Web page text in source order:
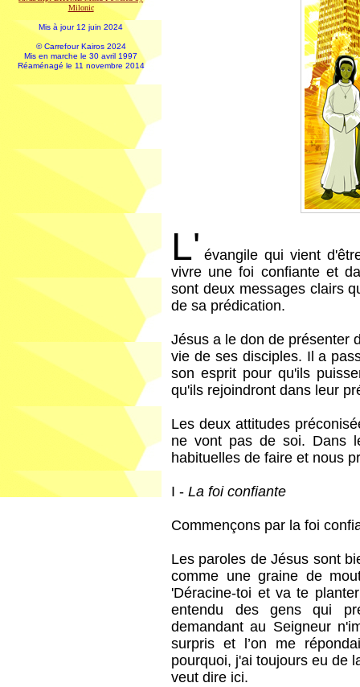
Milonic
Mis à jour 12 juin 2024
© Carrefour Kairos 2024
Mis en marche le 30 avril 1997
Réaménagé le 11 novembre 2014
L' évangile qui vient
vivre une foi confiante et
sont deux messages clairs
de sa prédication.
Jésus a le don de présenter
vie de ses disciples. Il a
son esprit pour qu'ils
qu'ils rejoindront dans leur
Les deux attitudes
ne vont pas de soi. Dans
habituelles de faire et nous
I -La foi confiante
Commençons par la foi
Les paroles de Jésus sont
comme une graine de
'Déracine-toi et va te
entendu des gens qui
demandant au Seigneur
surpris et l’on me
pourquoi, j'ai toujours eu de
veut dire ici.